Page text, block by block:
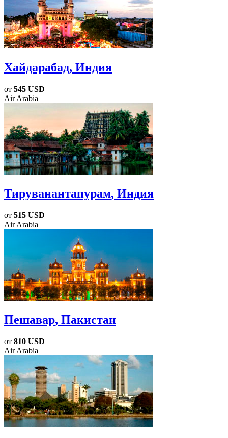
Хайдарабад, Индия
от 545 USD
Air Arabia
Тируванантапурам, Индия
от 515 USD
Air Arabia
Пешавар, Пакистан
от 810 USD
Air Arabia